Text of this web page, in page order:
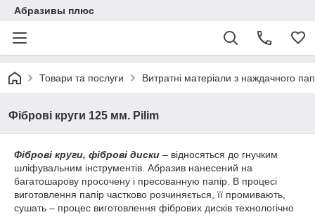
Абразивы плюс
Товари та послуги Витратні матеріали з наждачного
Фіброві круги 125 мм. Pilim
Фіброві круги, фіброві диски – відносяться до гнучким
шліфувальним інструментів. Абразив нанесений на
багатошарову просочену і пресованную папір. В процесі
виготовлення папір частково розчиняється, її промивають,
сушать – процес виготовлення фібрових дисків технологічно